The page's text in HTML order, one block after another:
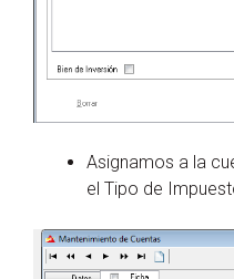
Asignamos a la
el Tipo de